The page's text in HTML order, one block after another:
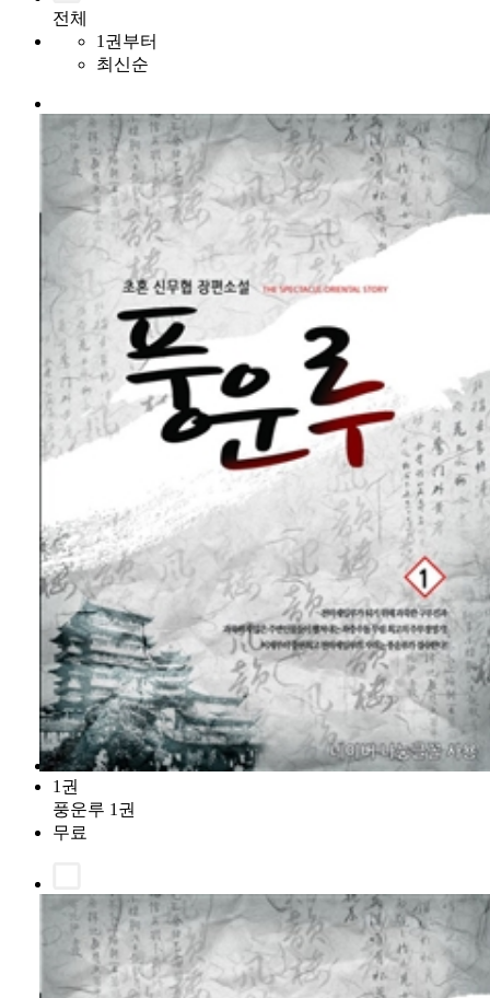
전체
1권부터
최신순
1권
풍운루 1권
무료